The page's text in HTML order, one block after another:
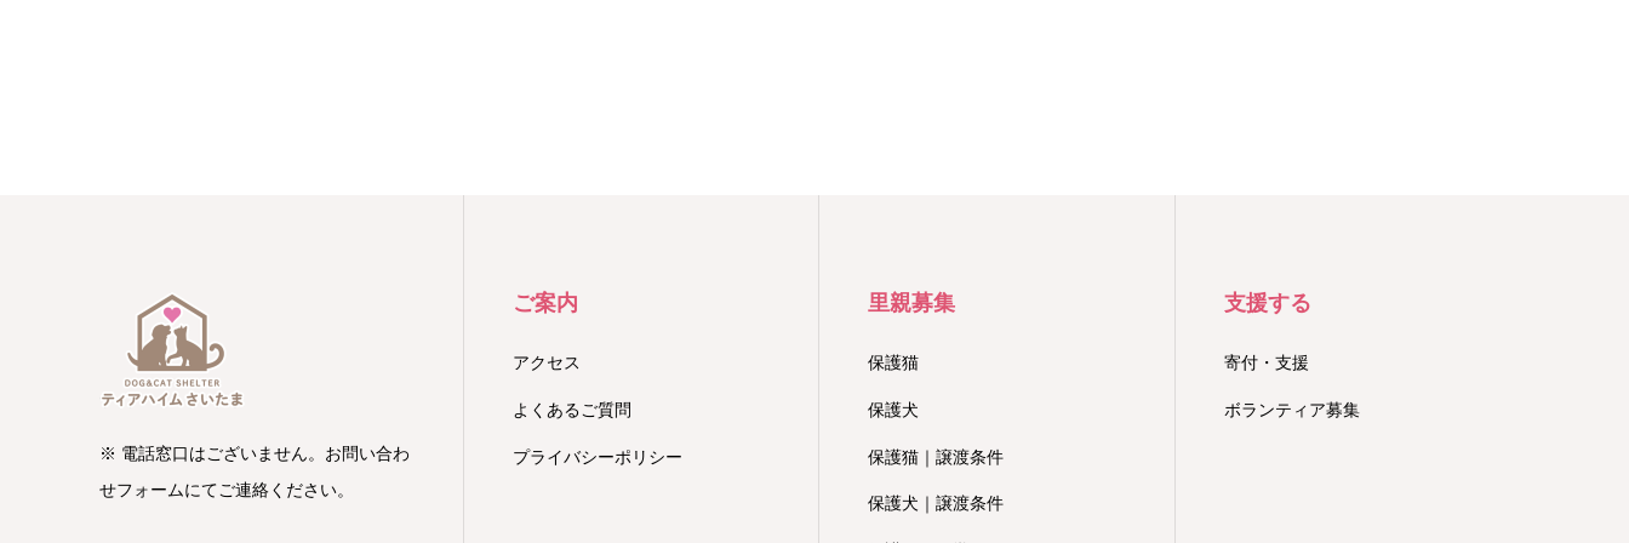
※ 電話窓口はございません。お問い合わ
せフォームにてご連絡ください。
ご案内
アクセス
よくあるご質問
プライバシーポリシー
里親募集
保護猫
保護犬
保護猫｜譲渡条件
保護犬｜譲渡条件
支援する
寄付・支援
ボランティア募集